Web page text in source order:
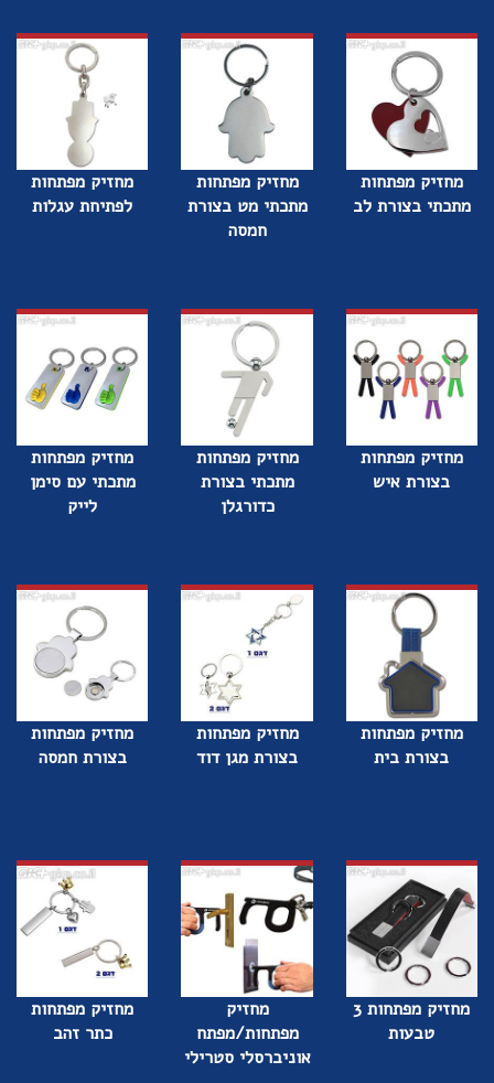
מחזיק מפתחות
מתכתי בצורת לב
מחזיק מפתחות
מתכתי מט בצורת
חמסה
מחזיק מפתחות
לפתיחת עגלות
מחזיק מפתחות
בצורת איש
מחזיק מפתחות
מתכתי בצורת
כדורגלן
מחזיק מפתחות
מתכתי עם סימן
לייק
מחזיק מפתחות
בצורת בית
מחזיק מפתחות
בצורת מגן דוד
מחזיק מפתחות
בצורת חמסה
מחזיק מפתחות 3
טבעות
מחזיק
מפתחות/מפתח
אוניברסלי סטרילי
מחזיק מפתחות
כתר זהב